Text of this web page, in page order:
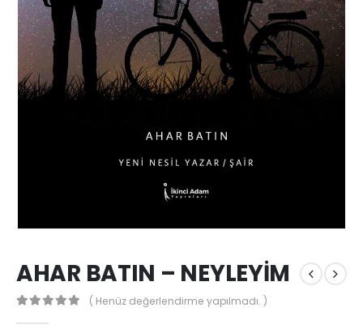
AHAR BATIN – NEYLEYİM
( Henüz değerlendirme yapılmadı. )